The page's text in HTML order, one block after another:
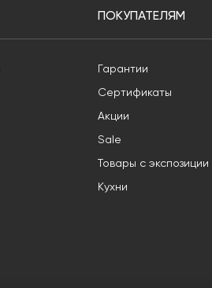
ПОКУПАТЕЛЯМ
Гарантии
Сертификаты
Акции
Sale
Товары с экспозиции
Кухни